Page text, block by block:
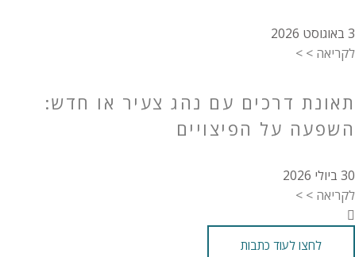
3 באוגוסט 2026
לקריאה > >
תאונת דרכים עם נהג צעיר או חדש:
השפעה על הפיצויים
30 ביולי 2026
לקריאה > >
לחצו לעוד כתבות